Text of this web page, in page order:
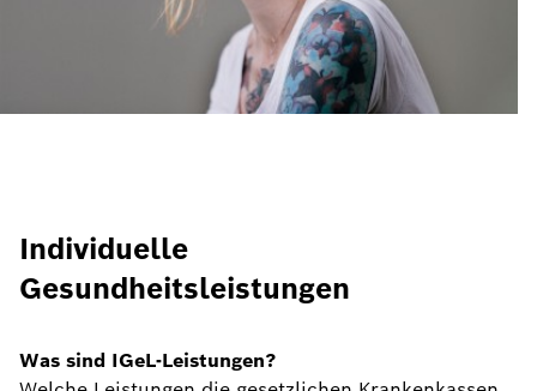
Individuelle
Gesundheitsleistungen
Was sind IGeL-Leistungen?